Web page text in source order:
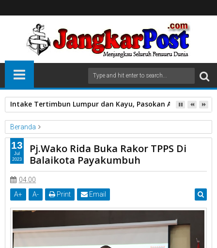
Intake Tertimbun Lumpur dan Kayu, Pasokan Air Bersih di
Beranda
Di Kantor Balai Kota Payakumbuh
Kepala OPD
Pj Walikota
Rakor TPPS
Pj.Wako Rida Buka Rakor TPPS Di Balaikota Payakumbuh
Pj.Wako Rida Buka Rakor TPPS Di
Balaikota Payakumbuh
04.00
A+ A- Print Email
13
Jul
2023